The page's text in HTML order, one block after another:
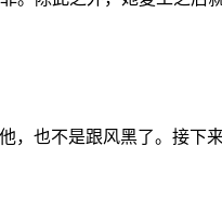
，也不是跟风黑了。接